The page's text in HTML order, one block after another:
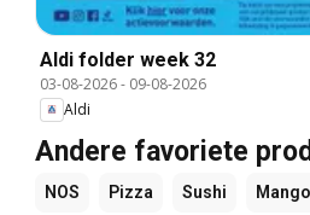
Aldi folder week 32
03-08-2026- 09-08-2026
Aldi
Andere favoriete
NOS Pizza Sushi Mango